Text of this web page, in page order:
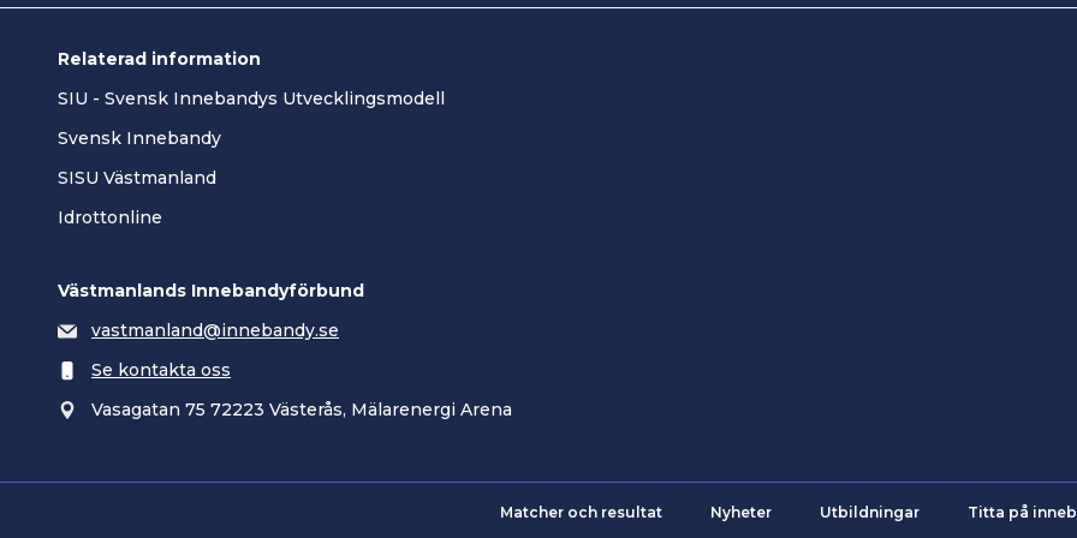
Relaterad information
SIU - Svensk Innebandys Utvecklingsmodell
Svensk Innebandy
SISU Västmanland
Idrottonline
Västmanlands Innebandyförbund
vastmanland@innebandy.se
Se kontakta oss
Vasagatan 75 72223 Västerås, Mälarenergi Arena
Matcher och resultat Nyheter Utbildningar Titta på